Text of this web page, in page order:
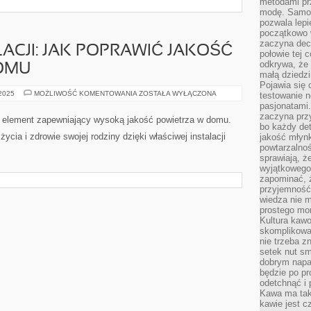
JAK POPRAWIĆ JAKOŚĆ
MOŻLIWOŚĆ KOMENTOWANIA MONTAŻ
POPRAWIĆ
JAKOŚĆ
W
ZOSTAŁA WYŁĄCZONA
zapewniający wysoką jakość powietrza w domu.
i zdrowie swojej rodziny dzięki właściwej instalacji
modę.
pozwala
zaczyna
połowie tej
odkrywa, że
małą
Pojawia się
testowanie
zaczyna
bo każdy
jakość
sprawiają,
zapominać,
wiedza nie
prostego
Kultura
nie trzeba
setek nut
dobrym
będzie po
odetchnąć i
Kawa ma
kawie jest